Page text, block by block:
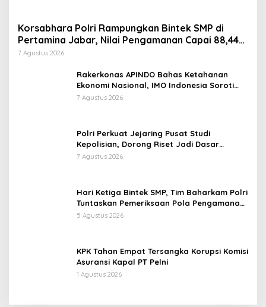
Korsabhara Polri Rampungkan Bintek SMP di
Pertamina Jabar, Nilai Pengamanan Capai 88,44
Persen
7 Agustus 2026
Rakerkonas APINDO Bahas Ketahanan
Ekonomi Nasional, IMO Indonesia Soroti
Pentingnya Kolaborasi Lintas Sektor
7 Agustus 2026
Polri Perkuat Jejaring Pusat Studi
Kepolisian, Dorong Riset Jadi Dasar
Kebijakan dan Inovasi
7 Agustus 2026
Hari Ketiga Bintek SMP, Tim Baharkam Polri
Tuntaskan Pemeriksaan Pola Pengamanan
Pertamina Patra Niaga Jabar
5 Agustus 2026
KPK Tahan Empat Tersangka Korupsi Komisi
Asuransi Kapal PT Pelni
1 Agustus 2026